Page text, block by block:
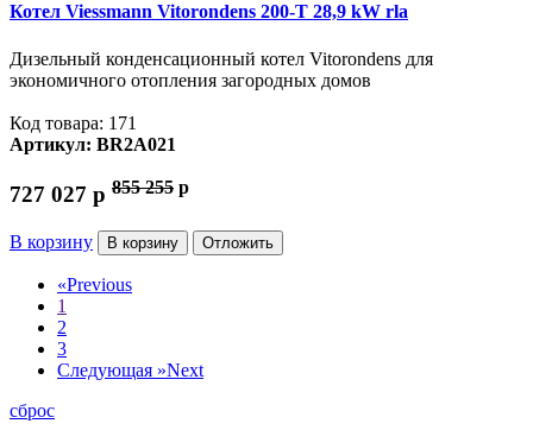
Котел Viessmann Vitorondens 200-T 28,9 kW rla
Дизельный конденсационный котел Vitorondens для
экономичного отопления загородных домов
Код товара: 171
Артикул: BR2A021
727 027 p 855 255 p
В корзину В корзину Отложить
«Previous
1
2
3
Следующая »Next
сброс